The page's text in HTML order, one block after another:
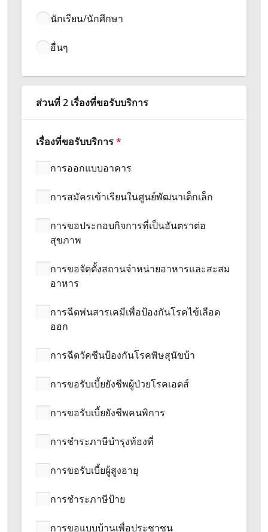
นักเรียน/นักศึกษา
อื่นๆ
ส่วนที่ 2 เรื่องที่ขอรับบริการ
เรื่องที่ขอรับบริการ*
การออกแบบอาคาร
การสมัครเข้าเรียนในศูนย์พัฒนาเด็กเล็ก
การขอประกอบกิจการที่เป็นอันตราต่อ
สุขภาพ
การขอจัดตั้งสถานจำหน่ายอาหารและสะสม
อาหาร
การฉีดพ่นสารเคมีเพื่อป้องกันโรคไข้เลือด
ออก
การฉีดวัคซีนป้องกันโรคพิษสุนัขบ้า
การขอรับเบี้ยยังชีพผู้ป่วยโรคเอดส์
การขอรับเบี้ยยังชีพคนพิการ
การชำระภาษีบำรุงท้องที่
การขอรับเบี้ยผู้สูงอายุ
การชำระภาษีป้าย
การขอแบบบ้านเพื่อประชาชน